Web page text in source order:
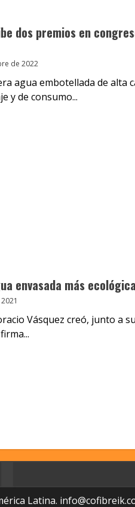
dos premios en
de 2022
agua embotellada de alta
y de consumo...
envasada más
Vásquez creó, junto a
Latina.